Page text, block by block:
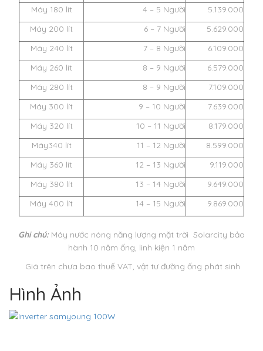
Máy 180 lít 4 – 5 Người
5.139.000
Máy 200 lít
6 – 7 Người
5.629.000
Máy 240 lít
7 – 8 Người
6.109.000
Máy 260 lít
8 – 9 Người
6.579.000
Máy 280 lít
8 – 9 Người
7.109.000
Máy 300 lít
9 – 10 Người
7.639.000
Máy 320 lít
10 – 11 Người
8.179.000
Máy340 lít
11 – 12 Người
8.599.000
Máy 360 lít
12 – 13 Người
9.119.000
Máy 380 lít
13 – 14 Người
9.649.000
Máy 400 lít
14 – 15 Người 9.869.000
Ghi chú:Máy nước nóng năng lượng mặt trời Solarcity bảo
hành 10 năm ống, linh kiện 1 năm
Giá trên chưa bao thuế VAT, vật tư đường ống phát sinh
Hình Ảnh